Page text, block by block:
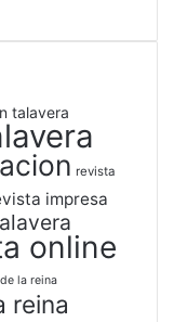
talavera
revista
impresa
online
la reina
reina